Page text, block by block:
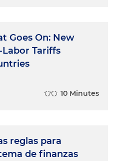
Goes On: New
Labor Tariffs
10 Minutes
reglas para
de finanzas